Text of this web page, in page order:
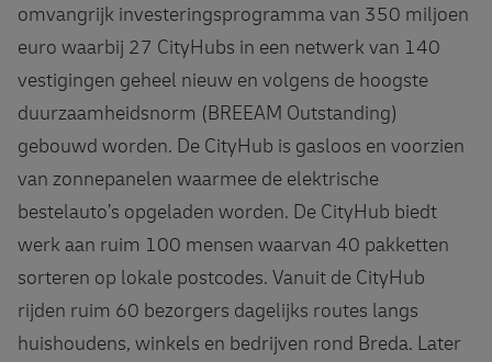
omvangrijk investeringsprogramma van 350 miljoen
euro waarbij 27 CityHubs in een netwerk van 140
vestigingen geheel nieuw en volgens de hoogste
duurzaamheidsnorm (BREEAM Outstanding)
gebouwd worden. De CityHub is gasloos en voorzien
van zonnepanelen waarmee de elektrische
bestelauto’s opgeladen worden. De CityHub biedt
werk aan ruim 100 mensen waarvan 40 pakketten
sorteren op lokale postcodes. Vanuit de CityHub
rijden ruim 60 bezorgers dagelijks routes langs
huishoudens, winkels en bedrijven rond Breda. Later